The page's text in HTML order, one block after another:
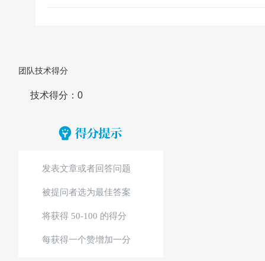
团队技术得分
技术得分：0
发表文章或者回答问题
被提问者选为最佳答案
将获得 50-100 的得分
每获得一个赞增加一分